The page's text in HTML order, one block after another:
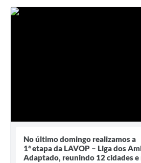
No último domingo realizamos a
1ª etapa da LAVOP – Liga dos
Adaptado, reunindo 12 cidades e